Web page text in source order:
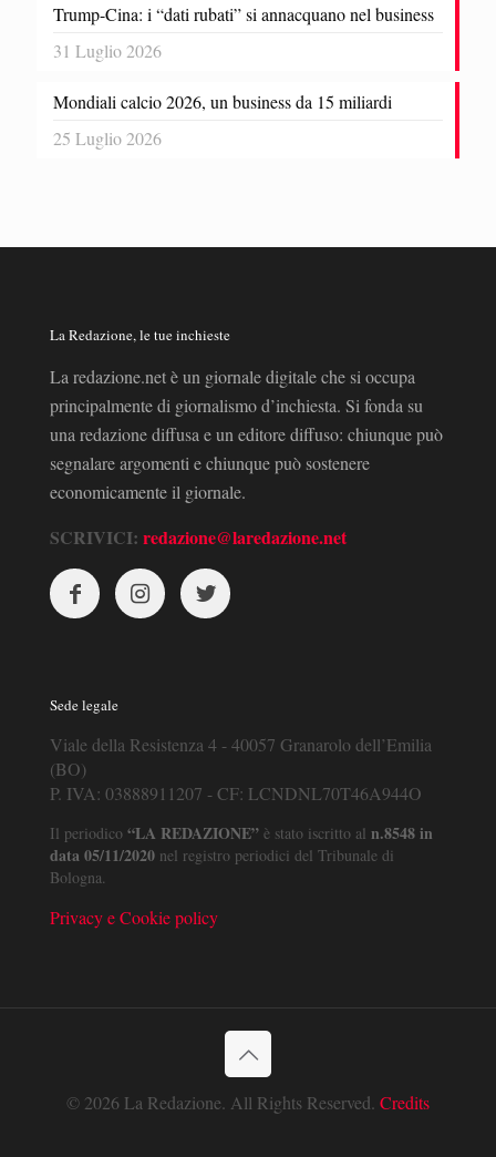
Trump-Cina: i “dati rubati” si annacquano nel business
31 Luglio 2026
Mondiali calcio 2026, un business da 15 miliardi
25 Luglio 2026
La Redazione, le tue inchieste
La redazione.net è un giornale digitale che si occupa
principalmente di giornalismo d’inchiesta. Si fonda su
una redazione diffusa e un editore diffuso: chiunque può
segnalare argomenti e chiunque può sostenere
economicamente il giornale.
SCRIVICI: redazione@laredazione.net
Sede legale
Viale della Resistenza 4 - 40057 Granarolo dell’Emilia
(BO)
P. IVA: 03888911207 - CF: LCNDNL70T46A944O
Il periodico “LA REDAZIONE” è stato iscritto al n.8548 in
data 05/11/2020 nel registro periodici del Tribunale di
Bologna.
Privacy e Cookie policy
© 2026 La Redazione. All Rights Reserved. Credits